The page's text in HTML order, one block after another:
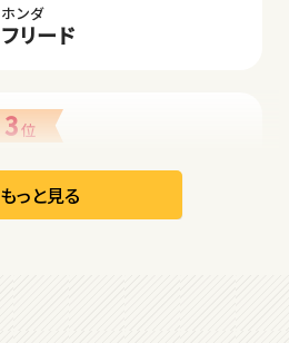
ホンダ
フリード
3位
日産
リーフ
もっと見る